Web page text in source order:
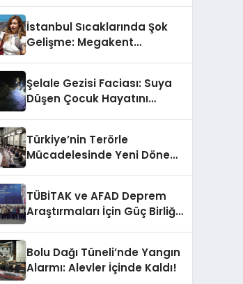
İstanbul Sıcaklarında Şok
Gelişme: Megakent
Şelale Gezisi Faciası: Suya
Düşen Çocuk Hayatını
Türkiye’nin Terörle
Mücadelesinde Yeni Dönem:
TÜBİTAK ve AFAD Deprem
Araştırmaları İçin Güç Birliği
Bolu Dağı Tüneli’nde Yangın
Alarmı: Alevler İçinde Kaldı!